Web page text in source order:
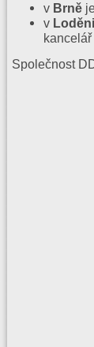
v Brně
v
Společnost